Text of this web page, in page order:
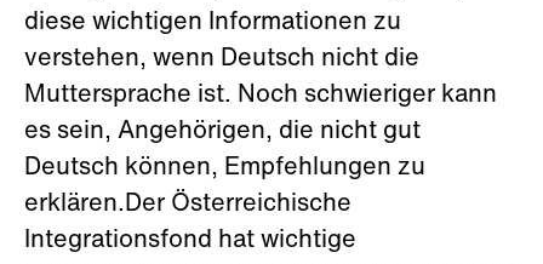
diese wichtigen Informationen zu
verstehen, wenn Deutsch nicht die
Muttersprache ist. Noch schwieriger kann
es sein, Angehörigen, die nicht gut
Deutsch können, Empfehlungen zu
erklären.Der Österreichische
Integrationsfond hat wichtige